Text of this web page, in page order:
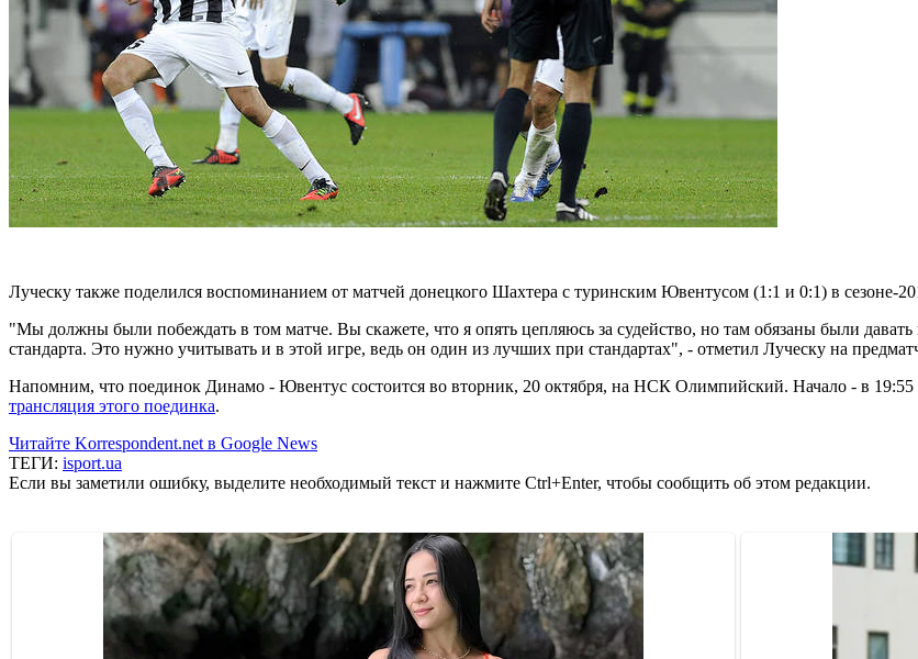
Луческу также поделился воспоминанием от матчей донецкого Шахтера с туринским Ювентусом (1:1 и 0:1) в сезоне-
"Мы должны были побеждать в том матче. Вы скажете, что я опять цепляюсь за судейство, но там обязаны были
стандарта. Это нужно учитывать и в этой игре, ведь он один из лучших при стандартах", - отметил Луческу на
Напомним, что поединок Динамо - Ювентус состоится во вторник, 20 октября, на НСК Олимпийский. Начало - в 19:55
трансляция этого поединка.
Читайте Korrespondent.net в Google News
ТЕГИ: isport.ua
Если вы заметили ошибку, выделите необходимый текст и нажмите Ctrl+Enter, чтобы сообщить об этом редакции.